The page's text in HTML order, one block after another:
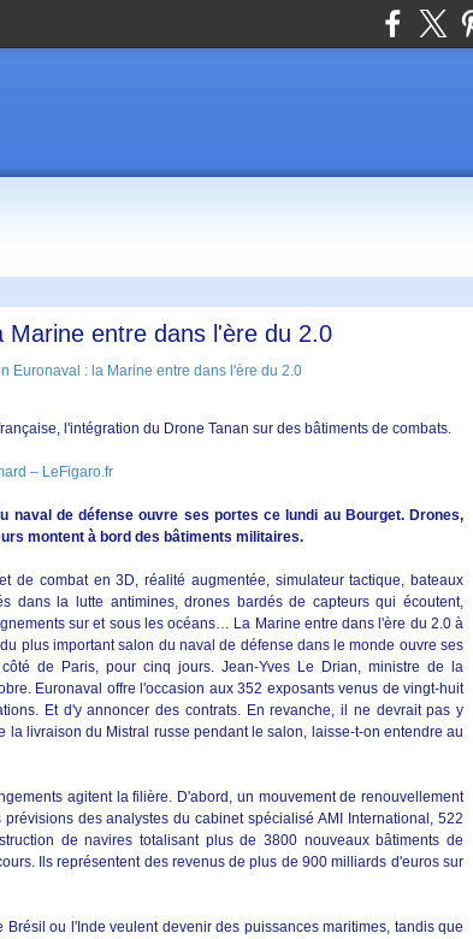
Marine entre dans l'ère du 2.0
l'intégration du Drone Tanan sur des bâtiments de combats.
– LeFigaro.fr
naval de défense ouvre ses portes ce lundi au Bourget. Drones,
montent à bord des bâtiments militaires.
de combat en 3D, réalité augmentée, simulateur tactique, bateaux
dans la lutte antimines, drones bardés de capteurs qui écoutent,
sur et sous les océans… La Marine entre dans l'ère du 2.0 à
plus important salon du naval de défense dans le monde ouvre ses
de Paris, pour cinq jours. Jean-Yves Le Drian, ministre de la
Euronaval offre l'occasion aux 352 exposants venus de vingt-huit
Et d'y annoncer des contrats. En revanche, il ne devrait pas y
la livraison du Mistral russe pendant le salon, laisse-t-on entendre au
agitent la filière. D'abord, un mouvement de renouvellement
des analystes du cabinet spécialisé AMI International, 522
de navires totalisant plus de 3800 nouveaux bâtiments de
Ils représentent des revenus de plus de 900 milliards d'euros sur
Brésil ou l'Inde veulent devenir des puissances maritimes, tandis que